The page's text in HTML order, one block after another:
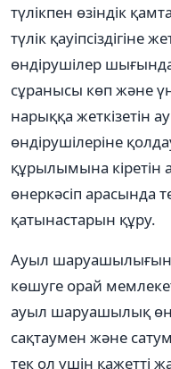
түлікпен өзіндік
түлік
өндірушілер
сұранысы көп жəне
нарыққа жеткізетін
өндірушілеріне
құрылымына
өнеркəсіп арасында
қатынастарын құру.
Ауыл
көшуге орай
ауыл шаруашылық
сақтаумен жəне
тек ол үшін қажетті